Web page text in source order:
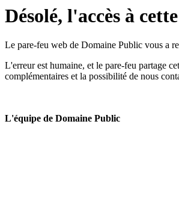
Désolé, l'accès à
Le pare-feu web de Domaine Public vous a
L'erreur est humaine, et le pare-feu partage
complémentaires et la possibilité de nous
L'équipe de Domaine Public